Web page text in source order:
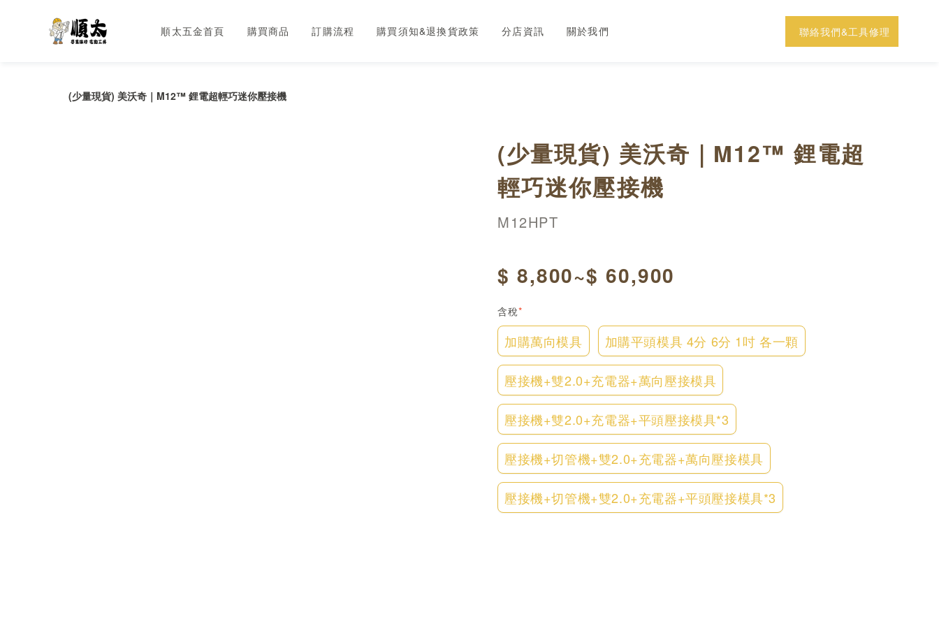
順太五金首頁 購買商品 訂購流程 購買須知&退換貨政策 分店資訊 關於我們 聯絡我們&工具修理
(少量現貨) 美沃奇｜M12™ 鋰電超輕巧迷你壓接機
(少量現貨) 美沃奇｜M12™ 鋰電超
輕巧迷你壓接機
M12HPT
$ 8,800~$ 60,900
含稅*
加購萬向模具 加購平頭模具 4分 6分 1吋 各一顆
壓接機+雙2.0+充電器+萬向壓接模具
壓接機+雙2.0+充電器+平頭壓接模具*3
壓接機+切管機+雙2.0+充電器+萬向壓接模具
壓接機+切管機+雙2.0+充電器+平頭壓接模具*3